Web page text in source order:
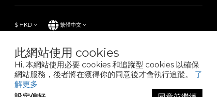
此網站使用 cookies
Hi, 本網站使用必要 cookies 和追蹤型 cookies 以確保
網站服務，後者將在獲得你的同意後才會執行追蹤。 了
解更多
$ HKD 繁體中文
Powered by SHOPLINE